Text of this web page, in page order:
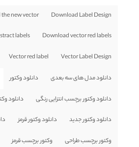
Download Label Design
new vector
Download vector red labels
labels
Vector Label Design
Vector red label
دانلود مدل های سه بعدی دانلود وکتور
دانلود وکتور برچسب انتزایی رنگی دانلود
دانلود وکتور جدید دانلود وکتور قرمز
وکتور برچسب طراحی وکتور برچسب قرمز